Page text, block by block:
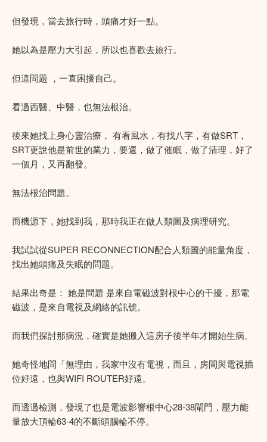
但發現，當去旅行時，頭痛才好一點。
她以為是壓力大引起，所以也喜歡去旅行。
但這問題 ，一直困擾自己。
看過西醫、中醫，也無法根治。
後來她找上身心靈治療， 有看風水，有找八字，有做SRT，
SRT更說他是前世的業力，要還，做了催眠，做了清理，好了
一個月，又再翻發。
無法根治問題。
而機源下，她找到我，那時我正在做人類圖及病理研究。
我試試從SUPER RECONNECTION配合人類圖的能量角度，
找出她頭痛及失眠的問題。
結果出奇是： 她是問題 是來自電磁波對根中心的干擾，那電
磁波，是來自電視及網絡的訊號。
而我們探討那病況，確實是她搬入這房子後半年才開始生病。
她奇怪地問「無理由，我家中沒有電視，而且，房間與電視插
位好遠，也與WIFI ROUTER好遠。
而透過檢測，發現了也是電波影響根中心28-38閘門，壓力能
量放大頂輪63-4的不斷頭腦輪不停。